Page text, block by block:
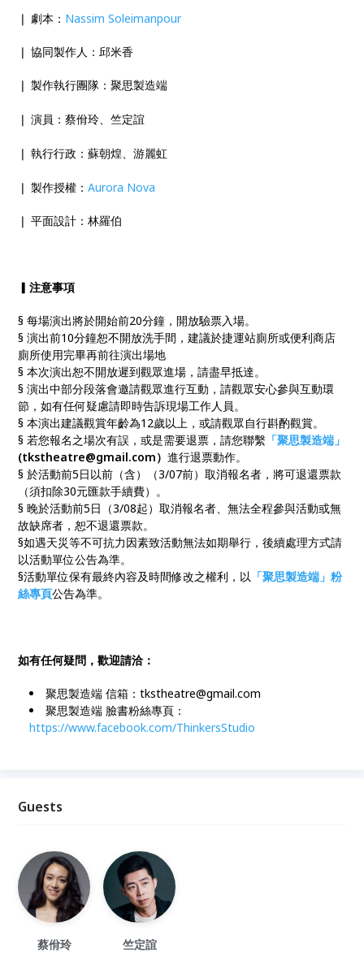
❘ 劇本： Nassim Soleimanpour
❘ 協同製作人：邱米香
❘ 製作執行團隊：聚思製造端
❘ 演員：蔡佾玲、竺定誼
❘ 執行行政：蘇朝煌、游麗虹
❘ 製作授權：Aurora Nova
❘ 平面設計：林羅伯
▎注意事項
§ 每場演出將於開始前20分鐘，開放驗票入場。
§ 演出前10分鐘恕不開放洗手間，建議於捷運站廁所或便利商店
廁所使用完畢再前往演出場地
§ 本次演出恕不開放遲到觀眾進場，請盡早抵達。
§ 演出中部分段落會邀請觀眾進行互動，請觀眾安心參與互動環
節，如有任何疑慮請即時告訴現場工作人員。
§ 本演出建議觀賞年齡為12歲以上，或請觀眾自行斟酌觀賞。
§ 若您報名之場次有誤，或是需要退票，請您聯繫 「聚思製造端」
(tkstheatre@gmail.com）進行退票動作。
§ 於活動前5日以前（含）（3/07前）取消報名者，將可退還票款
（須扣除30元匯款手續費）。
§ 晚於活動前5日（3/08起）取消報名者、無法全程參與活動或無
故缺席者，恕不退還票款。
§如遇天災等不可抗力因素致活動無法如期舉行，後續處理方式請
以活動單位公告為準。
§活動單位保有最終內容及時間修改之權利，以 「聚思製造端」粉
絲專頁公告為準。
如有任何疑問，歡迎請洽：
聚思製造端 信箱：tkstheatre@gmail.com
聚思製造端 臉書粉絲專頁：
https://www.facebook.com/ThinkersStudio
Guests
蔡佾玲 竺定誼